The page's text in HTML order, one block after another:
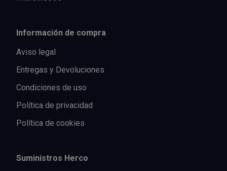
Información de compra
Aviso legal
Entregas y Devoluciones
Condiciones de uso
Política de privacidad
Política de cookies
Suministros Herco